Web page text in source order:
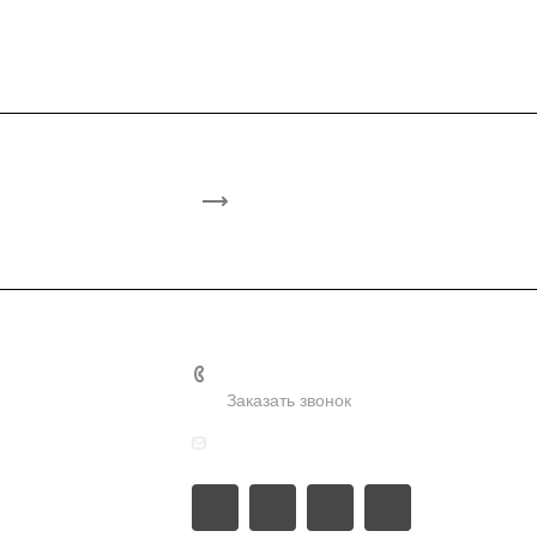
Заказать звонок